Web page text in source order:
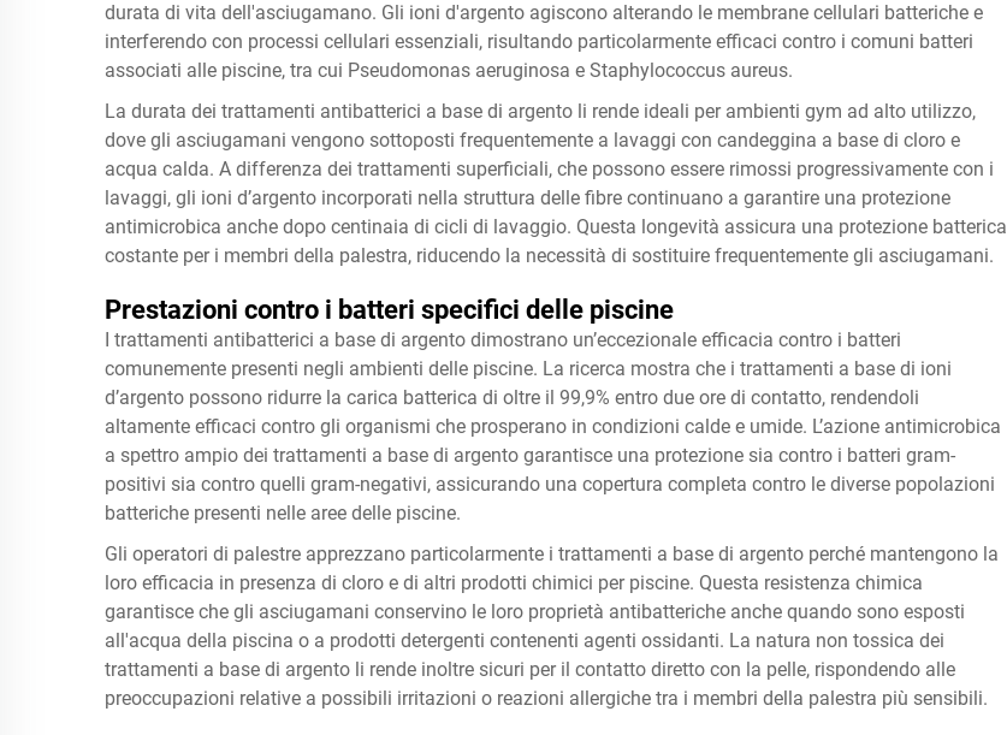
durata di vita dell'asciugamano. Gli ioni d'argento agiscono alterando le membrane cellulari batteriche e
interferendo con processi cellulari essenziali, risultando particolarmente efficaci contro i comuni batteri
associati alle piscine, tra cui Pseudomonas aeruginosa e Staphylococcus aureus.
La durata dei trattamenti antibatterici a base di argento li rende ideali per ambienti gym ad alto utilizzo,
dove gli asciugamani vengono sottoposti frequentemente a lavaggi con candeggina a base di cloro e
acqua calda. A differenza dei trattamenti superficiali, che possono essere rimossi progressivamente con i
lavaggi, gli ioni d’argento incorporati nella struttura delle fibre continuano a garantire una protezione
antimicrobica anche dopo centinaia di cicli di lavaggio. Questa longevità assicura una protezione batterica
costante per i membri della palestra, riducendo la necessità di sostituire frequentemente gli asciugamani.
Prestazioni contro i batteri specifici delle piscine
I trattamenti antibatterici a base di argento dimostrano un’eccezionale efficacia contro i batteri
comunemente presenti negli ambienti delle piscine. La ricerca mostra che i trattamenti a base di ioni
d’argento possono ridurre la carica batterica di oltre il 99,9% entro due ore di contatto, rendendoli
altamente efficaci contro gli organismi che prosperano in condizioni calde e umide. L’azione antimicrobica
a spettro ampio dei trattamenti a base di argento garantisce una protezione sia contro i batteri gram-
positivi sia contro quelli gram-negativi, assicurando una copertura completa contro le diverse popolazioni
batteriche presenti nelle aree delle piscine.
Gli operatori di palestre apprezzano particolarmente i trattamenti a base di argento perché mantengono la
loro efficacia in presenza di cloro e di altri prodotti chimici per piscine. Questa resistenza chimica
garantisce che gli asciugamani conservino le loro proprietà antibatteriche anche quando sono esposti
all'acqua della piscina o a prodotti detergenti contenenti agenti ossidanti. La natura non tossica dei
trattamenti a base di argento li rende inoltre sicuri per il contatto diretto con la pelle, rispondendo alle
preoccupazioni relative a possibili irritazioni o reazioni allergiche tra i membri della palestra più sensibili.